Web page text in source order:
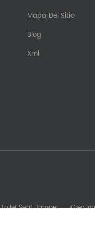
Mapa Del Sitio
Blog
Xml
Toilet Seat Damper Grey